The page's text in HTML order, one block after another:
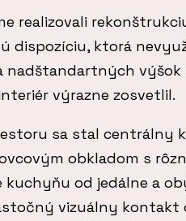
realizovali
dispozíciu, ktorá
nadštandartných výšok
výrazne zosvetlil.
sa stal centrálny
obkladom s
od jedálne a
vizuálny kontakt